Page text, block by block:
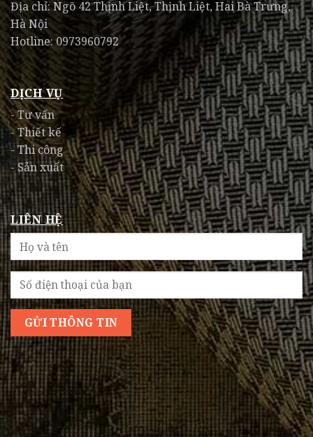
Địa chỉ: Ngõ 42 Thịnh Liệt, Thịnh Liệt, Hai Bà Trưng,
Hà Nội
Hotline: 0973960792
DỊCH VỤ
- Tư vấn
- Thiết kế
- Thi công
- Sản xuất
LIÊN HỆ